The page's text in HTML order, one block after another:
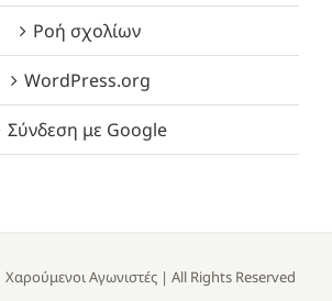
Ροή σχολίων
WordPress.org
Σύνδεση με Google
Χαρούμενοι Αγωνιστές | All Rights Reserved